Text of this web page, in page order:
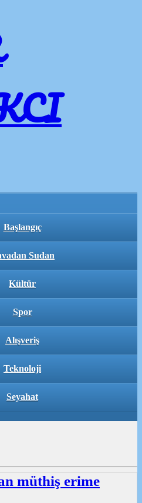
Başlangıç
Sudan
Kültür
Spor
Alışveriş
Teknoloji
Seyahat
müthiş erime